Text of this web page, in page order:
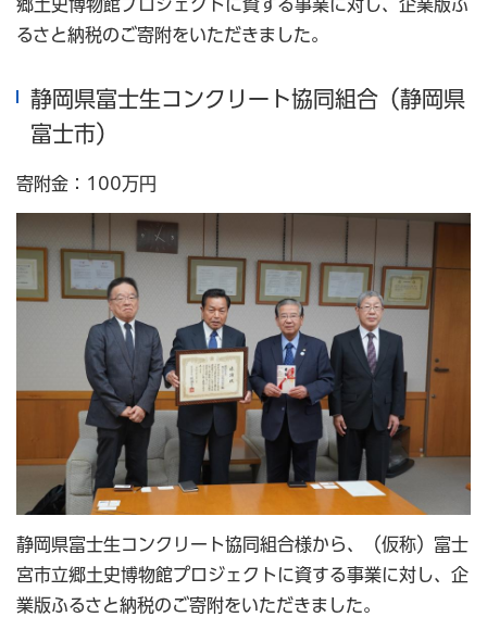
郷土史博物館プロジェクトに資する事業に対し、企業版ふ
るさと納税のご寄附をいただきました。
静岡県富士生コンクリート協同組合（静岡県
富士市）
寄附金：100万円
静岡県富士生コンクリート協同組合様から、（仮称）富士
宮市立郷土史博物館プロジェクトに資する事業に対し、企
業版ふるさと納税のご寄附をいただきました。